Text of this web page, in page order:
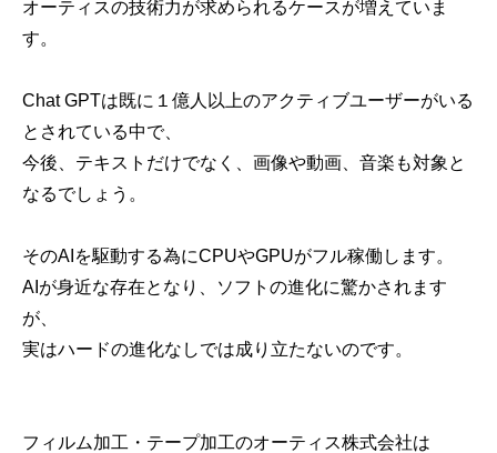
オーティスの技術力が求められるケースが増えていま
す。
Chat GPTは既に１億人以上のアクティブユーザーがいる
とされている中で、
今後、テキストだけでなく、画像や動画、音楽も対象と
なるでしょう。
そのAIを駆動する為にCPUやGPUがフル稼働します。
AIが身近な存在となり、ソフトの進化に驚かされます
が、
実はハードの進化なしでは成り立たないのです。
フィルム加工・テープ加工のオーティス株式会社は